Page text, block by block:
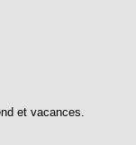
et vacances.